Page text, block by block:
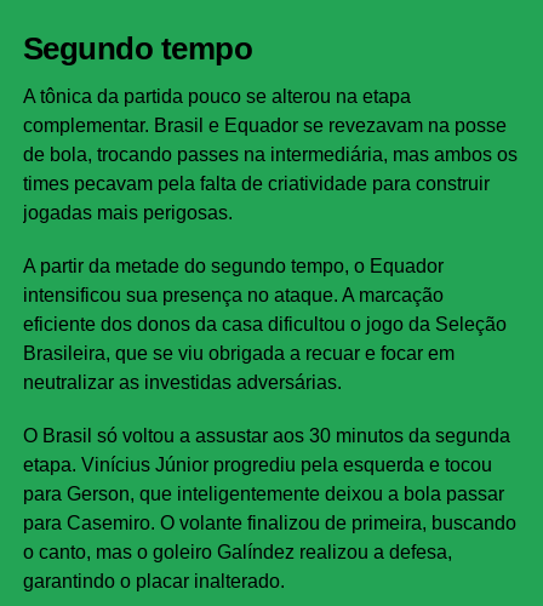
Segundo tempo
A tônica da partida pouco se alterou na etapa
complementar. Brasil e Equador se revezavam na posse
de bola, trocando passes na intermediária, mas ambos os
times pecavam pela falta de criatividade para construir
jogadas mais perigosas.
A partir da metade do segundo tempo, o Equador
intensificou sua presença no ataque. A marcação
eficiente dos donos da casa dificultou o jogo da Seleção
Brasileira, que se viu obrigada a recuar e focar em
neutralizar as investidas adversárias.
O Brasil só voltou a assustar aos 30 minutos da segunda
etapa. Vinícius Júnior progrediu pela esquerda e tocou
para Gerson, que inteligentemente deixou a bola passar
para Casemiro. O volante finalizou de primeira, buscando
o canto, mas o goleiro Galíndez realizou a defesa,
garantindo o placar inalterado.